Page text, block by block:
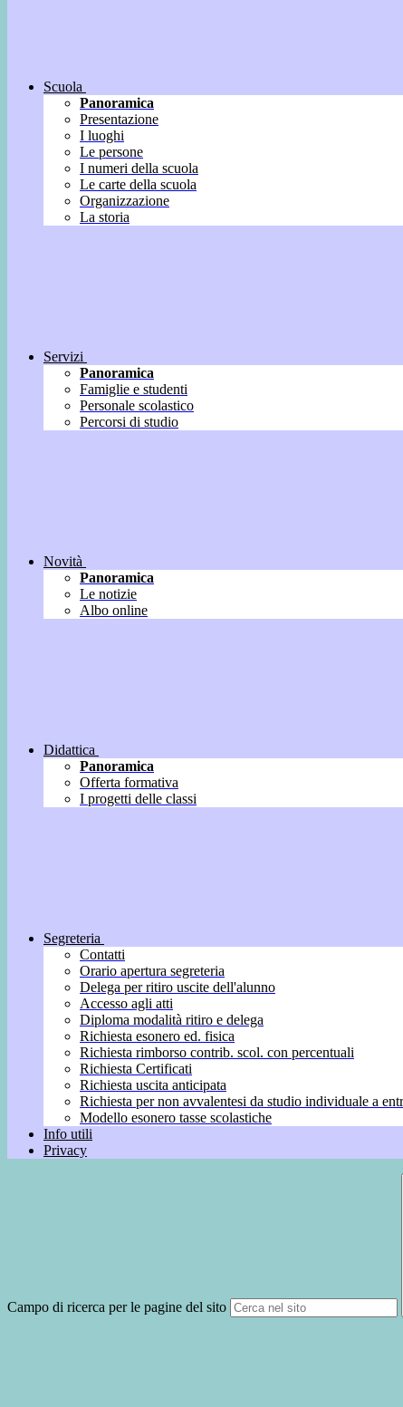
Scuola
Panoramica
Presentazione
I luoghi
Le persone
I numeri della scuola
Le carte della scuola
Organizzazione
La storia
Servizi
Panoramica
Famiglie e studenti
Personale scolastico
Percorsi di studio
Novità
Panoramica
Le notizie
Albo online
Didattica
Panoramica
Offerta formativa
I progetti delle classi
Segreteria
Contatti
Orario apertura segreteria
Delega per ritiro uscite dell'alunno
Accesso agli atti
Diploma modalità ritiro e delega
Richiesta esonero ed. fisica
Richiesta rimborso contrib. scol. con percentuali
Richiesta Certificati
Richiesta uscita anticipata
Richiesta per non avvalentesi da studio individuale a
Modello esonero tasse scolastiche
Info utili
Privacy
Campo di ricerca per le pagine del sito